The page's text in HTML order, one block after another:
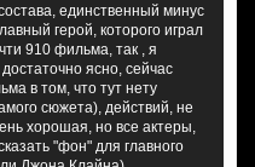
единственный минус
герой, которого играл
910 фильма, так , я
ясно, сейчас
в том, что тут нету
сюжета), действий, не
хорошая, но все актеры,
"фон" для главного